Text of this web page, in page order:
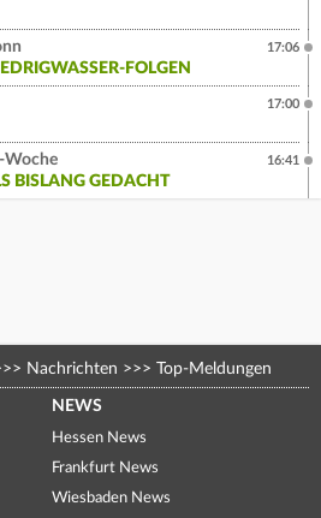
FOLGEN
17:06
17:00
Woche
BISLANG GEDACHT
16:41
Nachrichten >>> Top-Meldungen
NEWS
Hessen News
Frankfurt News
Wiesbaden News